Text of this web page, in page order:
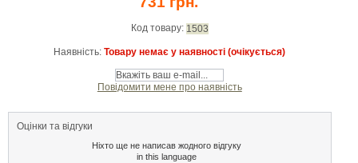
Код товару: 1503
Наявність: Товару немає у наявності (очікується)
Повідомити мене про наявність
Оцінки та відгуки
Ніхто ще не написав жодного відгуку
in this language